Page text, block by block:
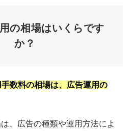
の相場はいくらです
か？
数料の相場は、広告運用の
、広告の種類や運用方法によ